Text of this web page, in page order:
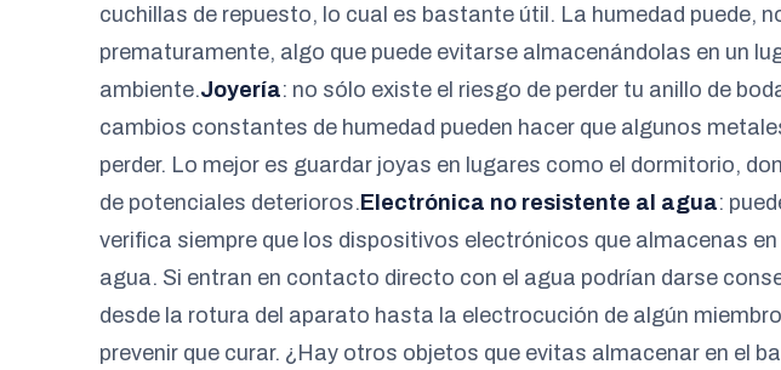
cuchillas de repuesto, lo cual es bastante útil. La humedad puede,
prematuramente, algo que puede evitarse almacenándolas en un
ambiente.Joyería: no sólo existe el riesgo de perder tu anillo de
cambios constantes de humedad pueden hacer que algunos
perder. Lo mejor es guardar joyas en lugares como el dormitorio,
de potenciales deterioros. Electrónica no resistente al agua:
verifica siempre que los dispositivos electrónicos que almacenas
agua. Si entran en contacto directo con el agua podrían darse
desde la rotura del aparato hasta la electrocución de algún
prevenir que curar. ¿Hay otros objetos que evitas almacenar en el